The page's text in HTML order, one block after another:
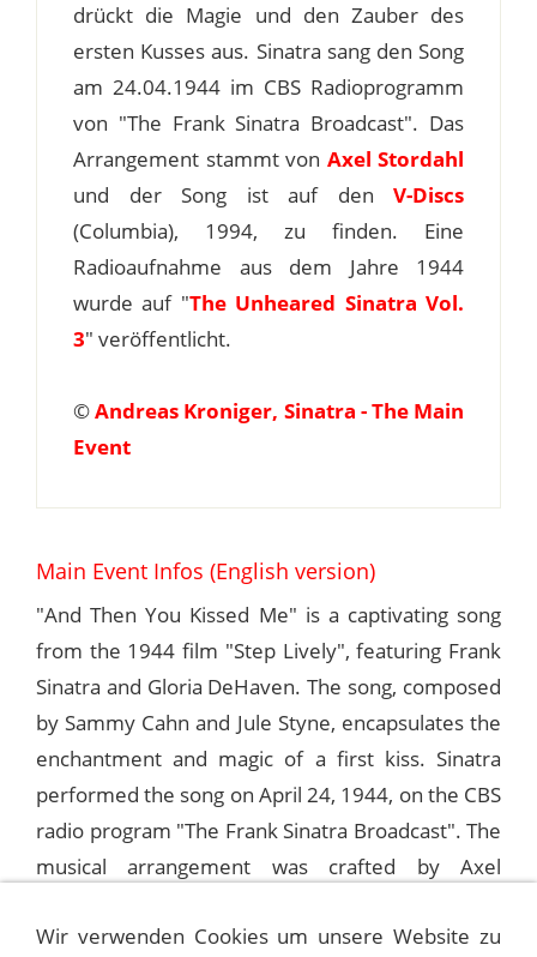
drückt die Magie und den Zauber des
ersten Kusses aus. Sinatra sang den Song
am 24.04.1944 im CBS Radioprogramm
von "The Frank Sinatra Broadcast". Das
Arrangement stammt von Axel Stordahl
und der Song ist auf den V-Discs
(Columbia), 1994, zu finden. Eine
Radioaufnahme aus dem Jahre 1944
wurde auf "The Unheared Sinatra Vol.
3" veröffentlicht.
©Andreas Kroniger, Sinatra - The Main
Event
Main Event Infos (English version)
"And Then You Kissed Me" is a captivating song
from the 1944 film "Step Lively", featuring Frank
Sinatra and Gloria DeHaven. The song, composed
by Sammy Cahn and Jule Styne, encapsulates the
enchantment and magic of a first kiss. Sinatra
performed the song on April 24, 1944, on the CBS
radio program "The Frank Sinatra Broadcast". The
musical arrangement was crafted by Axel
(Columbia), released in 1994. A radio recording
Wir verwenden Cookies um unsere Website zu